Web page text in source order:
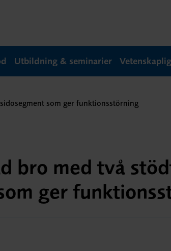
Utbildning & seminarier
som ger funktionsstörning
bro med två
ger